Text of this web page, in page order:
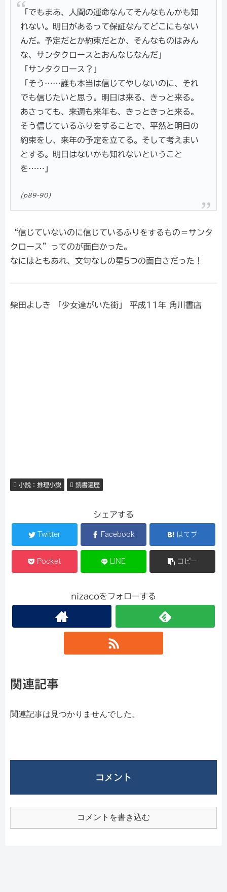
「でもまあ、人間の運命なんてそんなもんかも知
れない。明日があるって保証なんてどこにもない
んだ。予定だとか約束だとか、そんなものはみん
な、サンタクロースとおんなじなんだ」
「サンタクロース？」
「そう……誰も本当は信じてやしないのに、それ
でも信じたいと思う。明日は来る、きっと来る。
あさっても、来週も来年も、きっときっと来る。
そう信じているふりをすることで、平然と明日の
約束をし、来年の予定を立てる。そして考えまい
とする。明日はないかも知れないということ
を……」
(p89-90)
“信じていないのに信じているふりをするもの＝サンタ
クロース”ってのが面白かった。
なにはともあれ、文句なしの星5つの面白さだった！
柴田よしき 「少女達がいた街」 平成11年 角川書店
小説：推理小説 読書遍歴
シェアする
Twitter Facebook はてブ
Pocket LINE コピー
nizacoをフォローする
関連記事
関連記事は見つかりませんでした。
コメント
コメントを書き込む